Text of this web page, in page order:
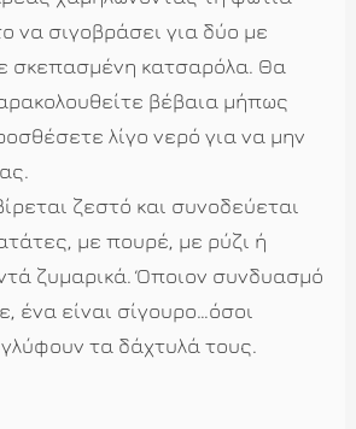
να σιγοβράσει για δύο με
σκεπασμένη κατσαρόλα. Θα
βέβαια μήπως
λίγο νερό για να μην
ζεστό και συνοδεύεται
με πουρέ, με ρύζι ή
ζυμαρικά. Όποιον συνδυασμό
ένα είναι σίγουρο…όσοι
τα δάχτυλά τους.